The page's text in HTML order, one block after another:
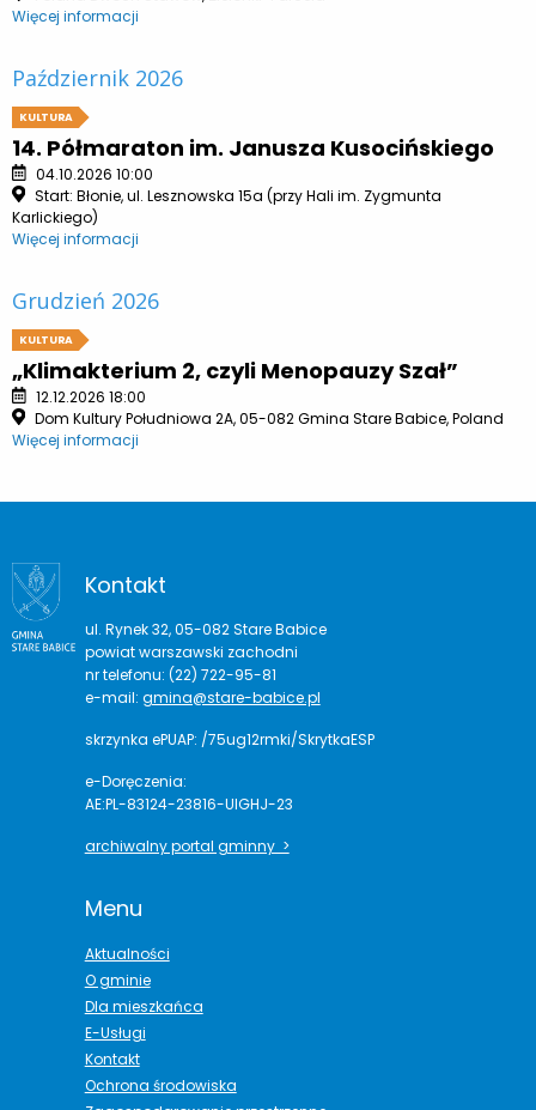
Więcej informacji
Październik 2026
KULTURA
14. Półmaraton im. Janusza Kusocińskiego
04.10.2026 10:00
Start: Błonie, ul. Lesznowska 15a (przy Hali im. Zygmunta
Karlickiego)
Więcej informacji
Grudzień 2026
KULTURA
„Klimakterium 2, czyli Menopauzy Szał”
12.12.2026 18:00
Dom Kultury Południowa 2A, 05-082 Gmina Stare Babice, Poland
Więcej informacji
Kontakt
ul. Rynek 32, 05-082 Stare Babice
powiat warszawski zachodni
nr telefonu: (22) 722-95-81
e-mail: gmina@stare-babice.pl
skrzynka ePUAP: /75ug12rmki/SkrytkaESP
e-Doręczenia:
AE:PL-83124-23816-UIGHJ-23
archiwalny portal gminny >
Menu
Aktualności
O gminie
Dla mieszkańca
E-Usługi
Kontakt
Ochrona środowiska